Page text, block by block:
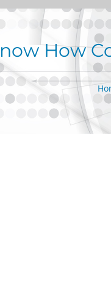
How